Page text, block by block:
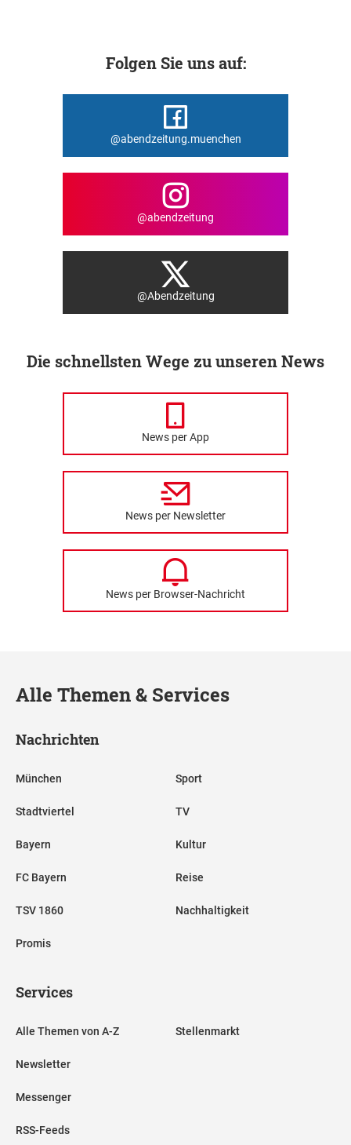
Folgen Sie uns auf:
@abendzeitung.muenchen
@abendzeitung
@Abendzeitung
Die schnellsten Wege zu unseren News
News per App
News per Newsletter
News per Browser-Nachricht
Alle Themen & Services
Nachrichten
München
Stadtviertel
Bayern
FC Bayern
TSV 1860
Promis
Sport
TV
Kultur
Reise
Nachhaltigkeit
Services
Alle Themen von A-Z
Newsletter
Messenger
RSS-Feeds
Stellenmarkt